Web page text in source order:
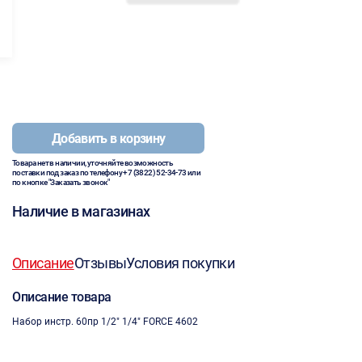
Добавить в корзину
Товара нет в наличии, уточняйте возможность
поставки под заказ по телефону+7 (3822) 52-34-73или
по кнопке "Заказать звонок"
Наличие в магазинах
ОписаниеОтзывыУсловия покупки
Описание товара
Набор инстр. 60пр 1/2" 1/4" FORCE 4602